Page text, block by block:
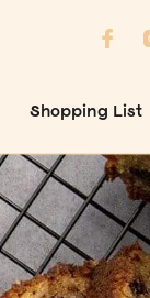
Shopping List